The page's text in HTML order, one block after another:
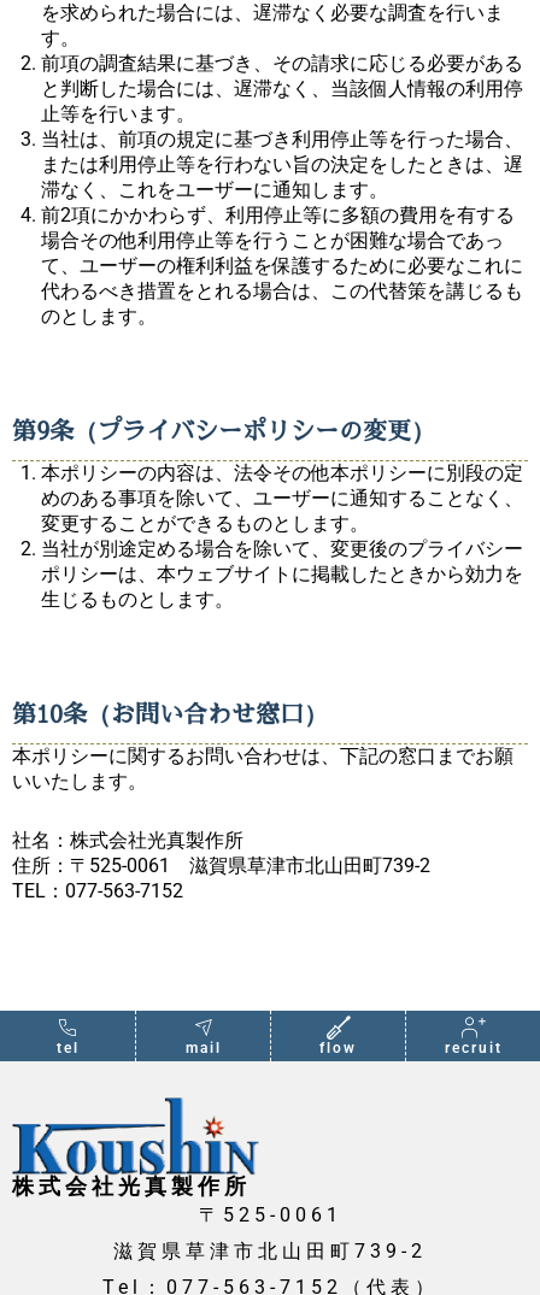
を求められた場合には、遅滞なく必要な調査を行いま
す。
前項の調査結果に基づき、その請求に応じる必要がある
と判断した場合には、遅滞なく、当該個人情報の利用停
止等を行います。
当社は、前項の規定に基づき利用停止等を行った場合、
または利用停止等を行わない旨の決定をしたときは、遅
滞なく、これをユーザーに通知します。
前2項にかかわらず、利用停止等に多額の費用を有する
場合その他利用停止等を行うことが困難な場合であっ
て、ユーザーの権利利益を保護するために必要なこれに
代わるべき措置をとれる場合は、この代替策を講じるも
のとします。
第9条（プライバシーポリシーの変更）
本ポリシーの内容は、法令その他本ポリシーに別段の定
めのある事項を除いて、ユーザーに通知することなく、
変更することができるものとします。
当社が別途定める場合を除いて、変更後のプライバシー
ポリシーは、本ウェブサイトに掲載したときから効力を
生じるものとします。
第10条（お問い合わせ窓口）
本ポリシーに関するお問い合わせは、下記の窓口までお願
いいたします。
社名：株式会社光真製作所
住所：〒525-0061 滋賀県草津市北山田町739-2
TEL：077-563-7152
tel mail flow recruit
株式会社光真製作所
〒525-0061
滋賀県草津市北山田町739-2
Tel：077-563-7152（代表）